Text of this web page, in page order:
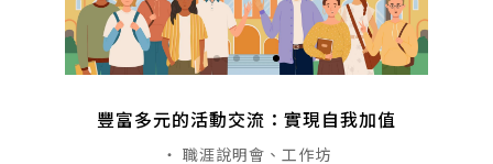
豐富多元的活動交流：實現自我加值
・ 職涯說明會、工作坊